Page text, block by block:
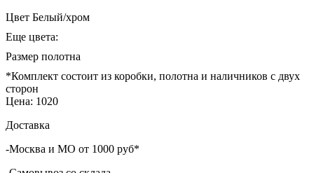
Цвет Белый/хром
Еще цвета:
Размер полотна
*Комплект состоит из коробки, полотна и наличников с двух
сторон
Цена: 1020
Доставка
-Москва и МО от 1000 руб*